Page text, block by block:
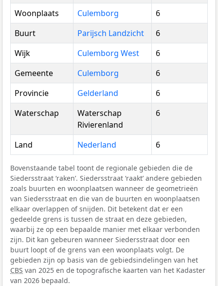
Woonplaats
Culemborg
6
Buurt
Parijsch Landzicht
6
Wijk
Culemborg West
6
Gemeente
Culemborg
6
Provincie
Gelderland
6
Waterschap
Waterschap
Rivierenland
6
Land Nederland 6
Bovenstaande tabel toont de regionale gebieden die de
Siedersstraat ‘raken’. Siedersstraat ‘raakt’ andere gebieden
zoals buurten en woonplaatsen wanneer de geometrieën
van Siedersstraat en die van de buurten en woonplaatsen
elkaar overlappen of snijden. Dit betekent dat er een
gedeelde grens is tussen de straat en deze gebieden,
waarbij ze op een bepaalde manier met elkaar verbonden
zijn. Dit kan gebeuren wanneer Siedersstraat door een
buurt loopt of de grens van een woonplaats volgt. De
gebieden zijn op basis van de gebiedsindelingen van het
CBS van 2025 en de topografische kaarten van het Kadaster
van 2026 bepaald.